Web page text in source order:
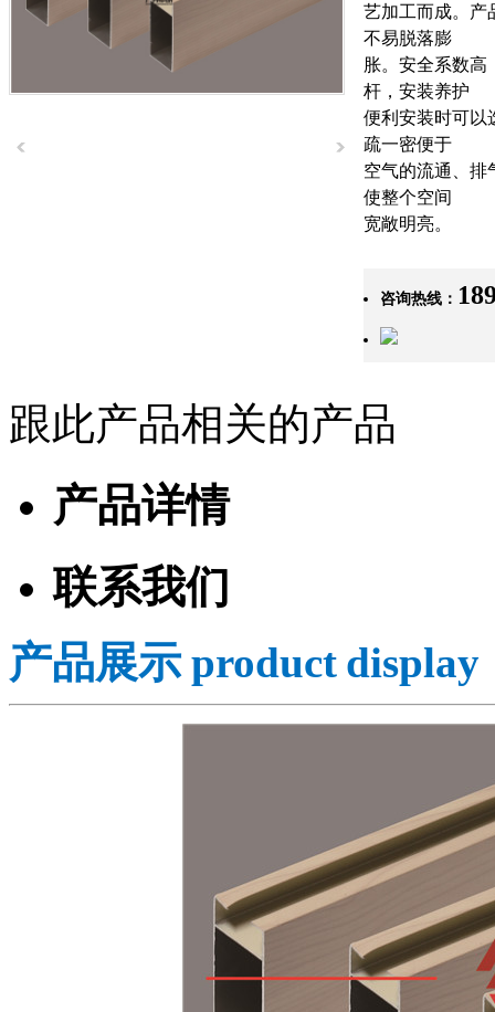
艺加工而成。产
不易脱落膨
胀。安全系数高
杆，安装养护
便利安装时可以
疏一密便于
空气的流通、排
使整个空间
宽敞明亮。
咨询热线：
跟此产品相关的产品
产品详情
联系我们
产品展示 product display